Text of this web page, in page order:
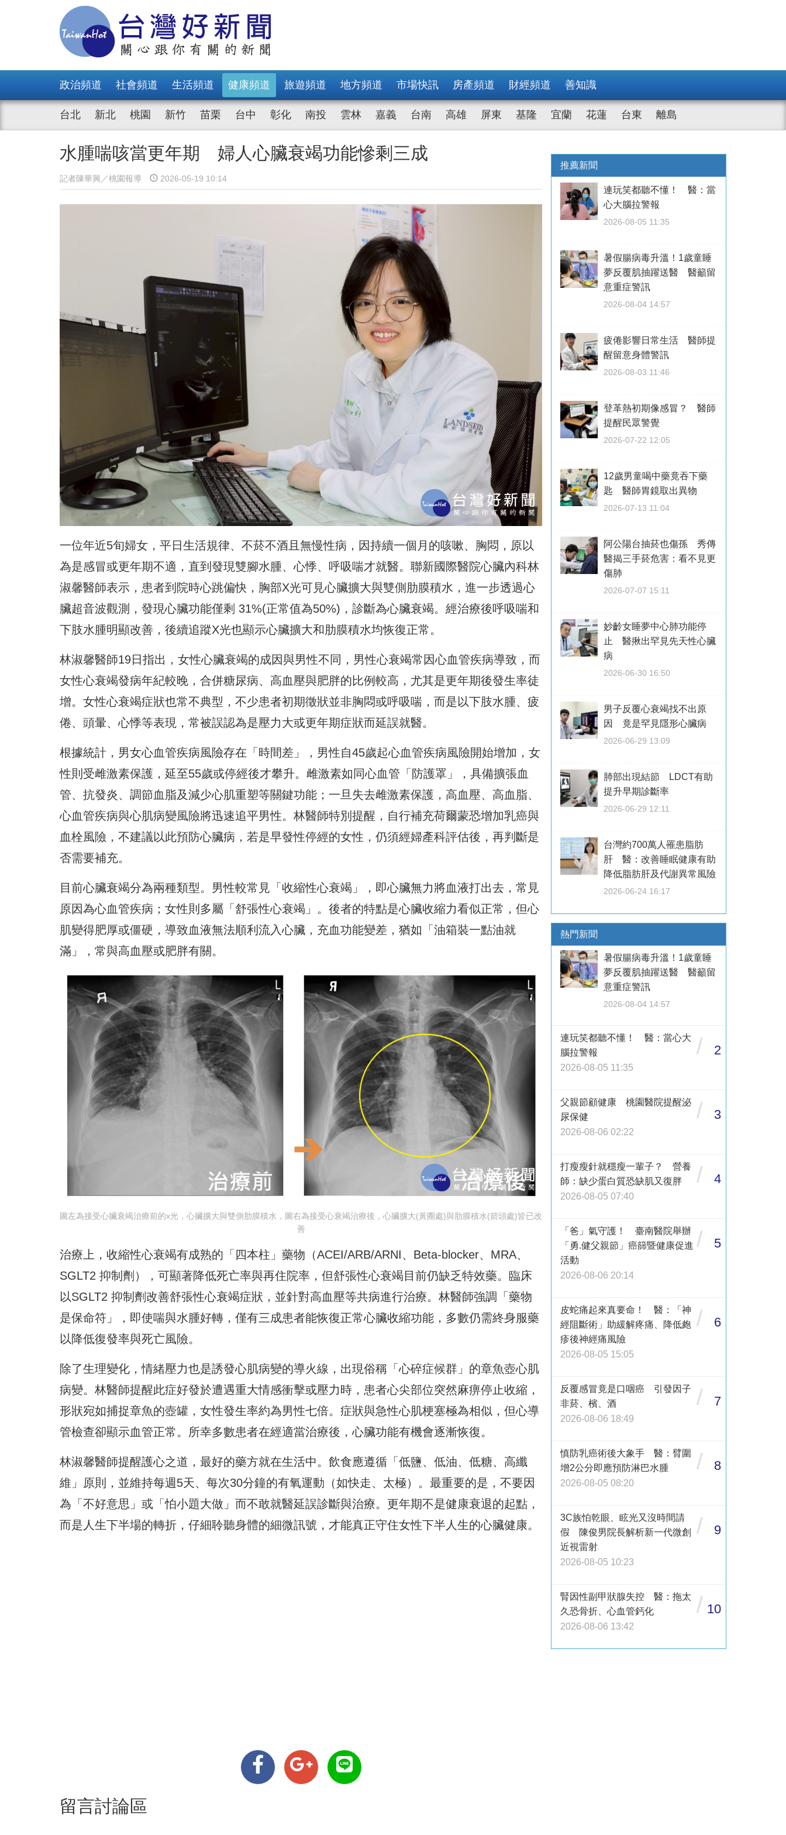
政治頻道 社會頻道 生活頻道 健康頻道 旅遊頻道 地方頻道 市場快訊 房產頻道 財經頻道 善知識
台北 新北 桃園 新竹 苗栗 台中 彰化 南投 雲林 嘉義 台南 高雄 屏東 基隆 宜蘭 花蓮 台東 離島
水腫喘咳當更年期 婦人心臟衰竭功能慘剩三成
記者陳華興／桃園報導 2026-05-19 10:14
一位年近5旬婦女，平日生活規律、不菸不酒且無慢性病，因持續一個月的咳嗽、胸悶，原以
為是感冒或更年期不適，直到發現雙腳水腫、心悸、呼吸喘才就醫。聯新國際醫院心臟內科林
淑馨醫師表示，患者到院時心跳偏快，胸部X光可見心臟擴大與雙側肋膜積水，進一步透過心
臟超音波觀測，發現心臟功能僅剩 31%(正常值為50%)，診斷為心臟衰竭。經治療後呼吸喘和
下肢水腫明顯改善，後續追蹤X光也顯示心臟擴大和肋膜積水均恢復正常。
林淑馨醫師19日指出，女性心臟衰竭的成因與男性不同，男性心衰竭常因心血管疾病導致，而
女性心衰竭發病年紀較晚，合併糖尿病、高血壓與肥胖的比例較高，尤其是更年期後發生率徒
增。女性心衰竭症狀也常不典型，不少患者初期徵狀並非胸悶或呼吸喘，而是以下肢水腫、疲
倦、頭暈、心悸等表現，常被誤認為是壓力大或更年期症狀而延誤就醫。
根據統計，男女心血管疾病風險存在「時間差」，男性自45歲起心血管疾病風險開始增加，女
性則受雌激素保護，延至55歲或停經後才攀升。雌激素如同心血管「防護罩」，具備擴張血
管、抗發炎、調節血脂及減少心肌重塑等關鍵功能；一旦失去雌激素保護，高血壓、高血脂、
心血管疾病與心肌病變風險將迅速追平男性。林醫師特別提醒，自行補充荷爾蒙恐增加乳癌與
血栓風險，不建議以此預防心臟病，若是早發性停經的女性，仍須經婦產科評估後，再判斷是
否需要補充。
目前心臟衰竭分為兩種類型。男性較常見「收縮性心衰竭」，即心臟無力將血液打出去，常見
原因為心血管疾病；女性則多屬「舒張性心衰竭」。後者的特點是心臟收縮力看似正常，但心
肌變得肥厚或僵硬，導致血液無法順利流入心臟，充血功能變差，猶如「油箱裝一點油就
滿」，常與高血壓或肥胖有關。
圖左為接受心臟衰竭治療前的x光，心臟擴大與雙側肋膜積水，圖右為接受心衰竭治療後，心臟擴大(黃圈處)與肋膜積水(箭頭處)皆已改
善
治療上，收縮性心衰竭有成熟的「四本柱」藥物（ACEI/ARB/ARNI、Beta-blocker、MRA、
SGLT2 抑制劑），可顯著降低死亡率與再住院率，但舒張性心衰竭目前仍缺乏特效藥。臨床
以SGLT2 抑制劑改善舒張性心衰竭症狀，並針對高血壓等共病進行治療。林醫師強調「藥物
是保命符」，即使喘與水腫好轉，僅有三成患者能恢復正常心臟收縮功能，多數仍需終身服藥
以降低復發率與死亡風險。
除了生理變化，情緒壓力也是誘發心肌病變的導火線，出現俗稱「心碎症候群」的章魚壺心肌
病變。林醫師提醒此症好發於遭遇重大情感衝擊或壓力時，患者心尖部位突然麻痹停止收縮，
形狀宛如捕捉章魚的壺罐，女性發生率約為男性七倍。症狀與急性心肌梗塞極為相似，但心導
管檢查卻顯示血管正常。所幸多數患者在經適當治療後，心臟功能有機會逐漸恢復。
林淑馨醫師提醒護心之道，最好的藥方就在生活中。飲食應遵循「低鹽、低油、低糖、高纖
維」原則，並維持每週5天、每次30分鐘的有氧運動（如快走、太極）。最重要的是，不要因
為「不好意思」或「怕小題大做」而不敢就醫延誤診斷與治療。更年期不是健康衰退的起點，
而是人生下半場的轉折，仔細聆聽身體的細微訊號，才能真正守住女性下半人生的心臟健康。
留言討論區
推薦新聞
連玩笑都聽不懂！ 醫：當
心大腦拉警報
2026-08-05 11:35
暑假腸病毒升溫！1歲童睡
夢反覆肌抽躍送醫 醫籲留
意重症警訊
2026-08-04 14:57
疲倦影響日常生活 醫師提
醒留意身體警訊
2026-08-03 11:46
登革熱初期像感冒？ 醫師
提醒民眾警覺
2026-07-22 12:05
12歲男童喝中藥竟吞下藥
匙 醫師胃鏡取出異物
2026-07-13 11:04
阿公陽台抽菸也傷孫 秀傳
醫揭三手菸危害：看不見更
傷肺
2026-07-07 15:11
妙齡女睡夢中心肺功能停
止 醫揪出罕見先天性心臟
病
2026-06-30 16:50
男子反覆心衰竭找不出原
因 竟是罕見隱形心臟病
2026-06-29 13:09
肺部出現結節 LDCT有助
提升早期診斷率
2026-06-29 12:11
台灣約700萬人罹患脂肪
肝 醫：改善睡眠健康有助
降低脂肪肝及代謝異常風險
2026-06-24 16:17
熱門新聞
暑假腸病毒升溫！1歲童睡
夢反覆肌抽躍送醫 醫籲留
意重症警訊
2026-08-04 14:57
連玩笑都聽不懂！ 醫：當心大
腦拉警報
2026-08-05 11:35
/ 2
父親節顧健康 桃園醫院提醒泌
尿保健
2026-08-06 02:22
/ 3
打瘦瘦針就穩瘦一輩子？ 營養
師：缺少蛋白質恐缺肌又復胖
2026-08-05 07:40
/ 4
「爸」氣守護！ 臺南醫院舉辦
「勇.健父親節」癌篩暨健康促進
活動
2026-08-06 20:14
/ 5
皮蛇痛起來真要命！ 醫：「神
經阻斷術」助緩解疼痛、降低皰
疹後神經痛風險
2026-08-05 15:05
/ 6
反覆感冒竟是口咽癌 引發因子
非菸、檳、酒
2026-08-06 18:49
/ 7
慎防乳癌術後大象手 醫：臂圍
增2公分即應預防淋巴水腫
2026-08-05 08:20
/ 8
3C族怕乾眼、眩光又沒時間請
假 陳俊男院長解析新一代微創
近視雷射
2026-08-05 10:23
/ 9
腎因性副甲狀腺失控 醫：拖太
久恐骨折、心血管鈣化
2026-08-06 13:42
/ 10